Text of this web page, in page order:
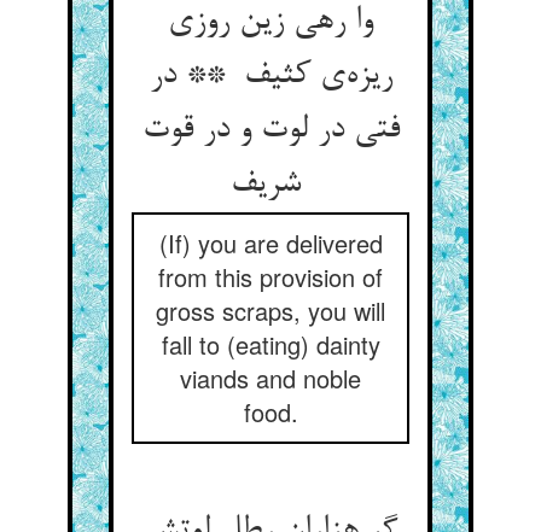
وا رهی زین روزی
ریزه‌ی کثیف ** در
فتی در لوت و در قوت
شریف
(If) you are delivered
from this provision of
gross scraps, you will
fall to (eating) dainty
viands and noble
food.